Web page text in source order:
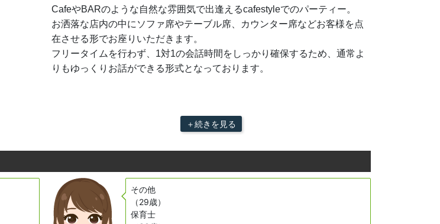
CafeやBARのような自然な雰囲気で出逢えるcafestyleでのパーティー。
お洒落な店内の中にソファ席やテーブル席、カウンター席などお客様を点
在させる形でお座りいただきます。
フリータイムを行わず、1対1の会話時間をしっかり確保するため、通常よ
りもゆっくりお話ができる形式となっております。
＋続きを見る
その他
（29歳）
保育士